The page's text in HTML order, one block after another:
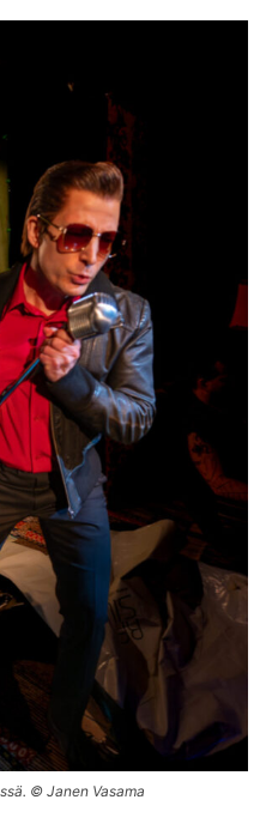
© Janen Vasama